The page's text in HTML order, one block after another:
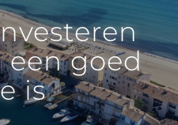
een goed
is